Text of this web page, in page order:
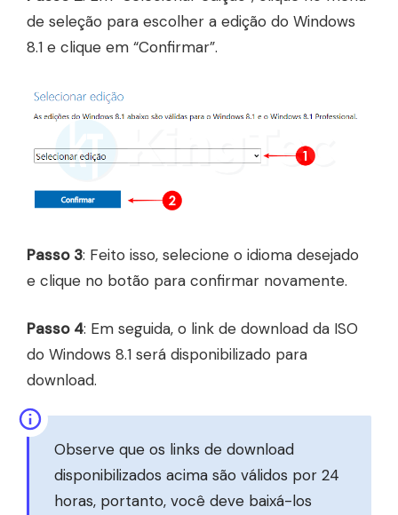
de seleção para escolher a edição do Windows
8.1 e clique em “Confirmar”.
Passo 3: Feito isso, selecione o idioma desejado
e clique no botão para confirmar novamente.
Passo 4: Em seguida, o link de download da ISO
do Windows 8.1 será disponibilizado para
download.
Observe que os links de download
disponibilizados acima são válidos por 24
horas, portanto, você deve baixá-los